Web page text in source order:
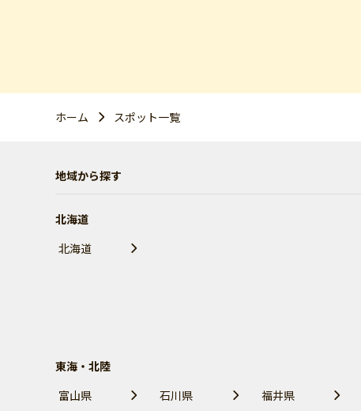
ホーム スポット一覧
地域から探す
北海道
北海道
東海・北陸
富山県
石川県
福井県